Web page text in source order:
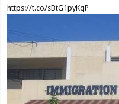
https://t.co/sBtG1pyKqP